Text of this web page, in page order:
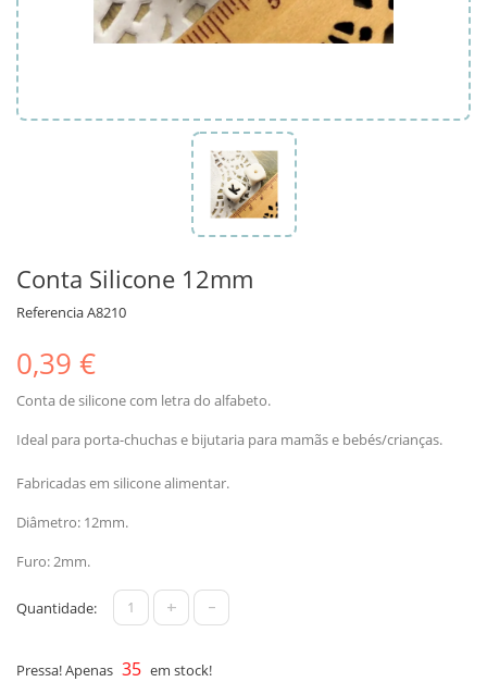
Conta Silicone 12mm
ReferenciaA8210
0,39 €
Conta de silicone com letra do alfabeto.
Ideal para porta-chuchas e bijutaria para mamãs e bebés/crianças.
Fabricadas em silicone alimentar.
Diâmetro: 12mm.
Furo: 2mm.
Quantidade: + -
Pressa! Apenas 35 em stock!